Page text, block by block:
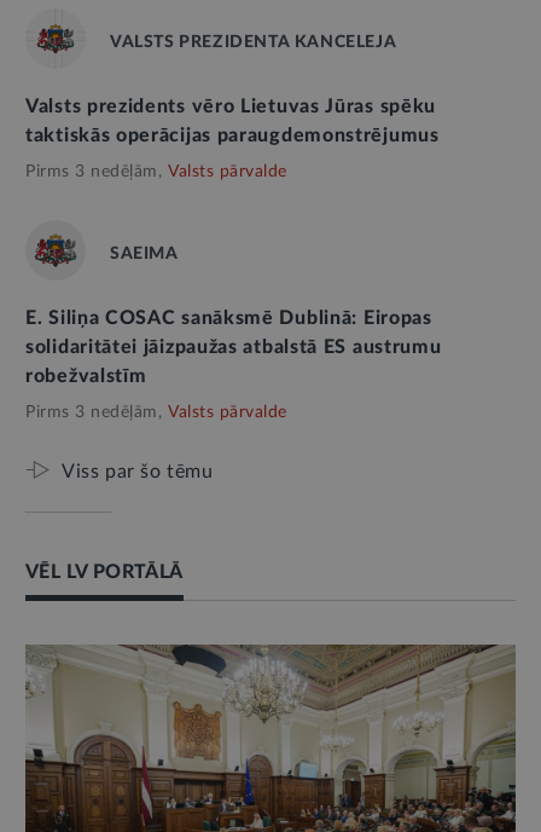
VALSTS PREZIDENTA KANCELEJA
Valsts prezidents vēro Lietuvas Jūras spēku
taktiskās operācijas paraugdemonstrējumus
Pirms 3 nedēļām, Valsts pārvalde
SAEIMA
E. Siliņa COSAC sanāksmē Dublinā: Eiropas
solidaritātei jāizpaužas atbalstā ES austrumu
robežvalstīm
Pirms 3 nedēļām, Valsts pārvalde
Viss par šo tēmu
VĒL LV PORTĀLĀ